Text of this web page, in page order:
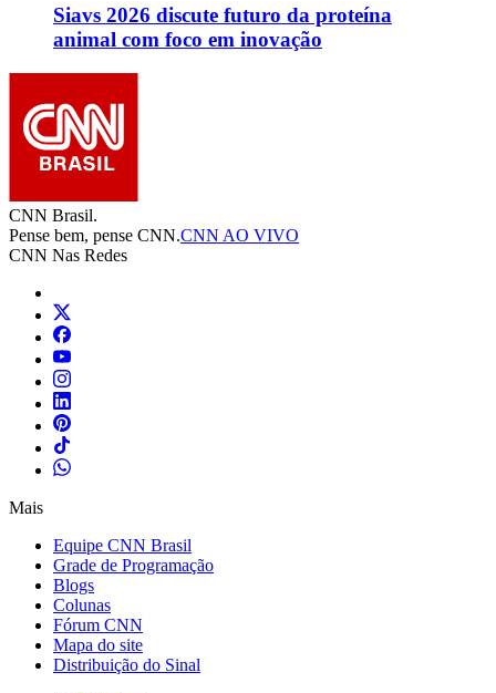
Siavs 2026 discute futuro da proteína
animal com foco em inovação
CNN Brasil.
Pense bem, pense CNN.CNN AO VIVO
CNN Nas Redes
Mais
Equipe CNN Brasil
Grade de Programação
Blogs
Colunas
Fórum CNN
Mapa do site
Distribuição do Sinal